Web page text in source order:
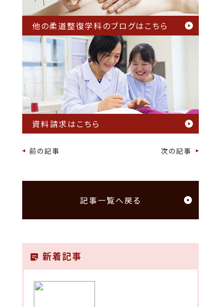
他の柔道整復学科のブログはこちら
資料請求はこちら
前の記事 次の記事
記事一覧へ戻る
新着記事